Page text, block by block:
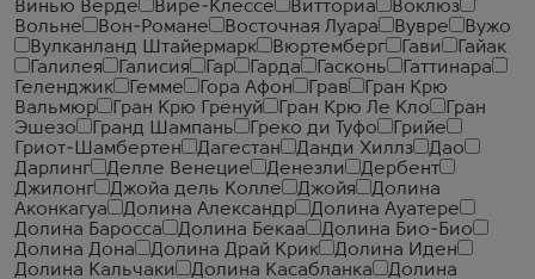
Винью Верде
Вире-Клессе Витториа
Воклюз
Вольне
Вон-Романе Восточная Луара Вувре
Вужо
Вулканланд Штайермарк
Вюртемберг Гави
Гайак
Галилея
Галисия Гар Гарда Гасконь
Гаттинара
Геленджик
Гемме Гора Афон Грав
Гран Крю
Вальмюр
Гран Крю Гренуй Гран Крю Ле Кло
Гран
Эшезо
Гранд Шампань Греко ди Туфо
Грийе
Гриот-Шамбертен
Дагестан Данди Хиллз
Дао
Дарлинг
Делле Венецие Денезли
Дербент
Джилонг
Джойа дель Колле Джойя
Долина
Аконкагуа
Долина Александр
Долина Ауатере
Долина Баросса
Долина Бекаа
Долина Био-Био
Долина Дона
Долина Драй Крик
Долина Иден
Долина Кальчаки
Долина Касабланка
Долина